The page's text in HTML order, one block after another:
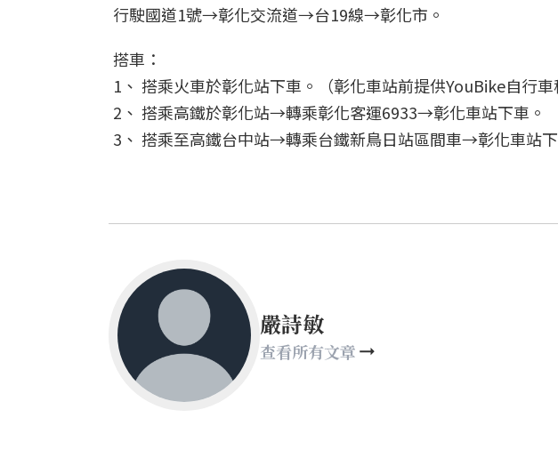
行駛國道1號→彰化交流道→台19線→彰化市。
搭車：
1、 搭乘火車於彰化站下車。（彰化車站前提供YouBike自行車
2、 搭乘高鐵於彰化站→轉乘彰化客運6933→彰化車站下車。
3、 搭乘至高鐵台中站→轉乘台鐵新鳥日站區間車→彰化車站下
嚴詩敏
查看所有文章